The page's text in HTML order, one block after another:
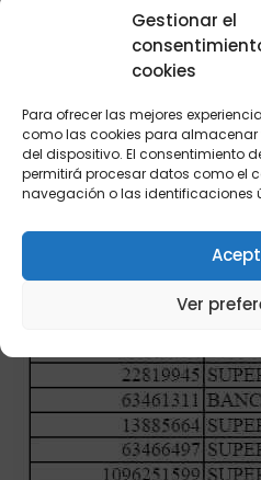
Gestionar el
cookies
Para ofrecer las mejores
como las cookies para
del dispositivo. El consentimiento
permitirá procesar datos como el
navegación o las identificaciones
Ver